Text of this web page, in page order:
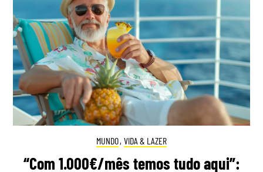
MUNDO, VIDA & LAZER
“Com 1.000€/mês temos tudo aqui”: